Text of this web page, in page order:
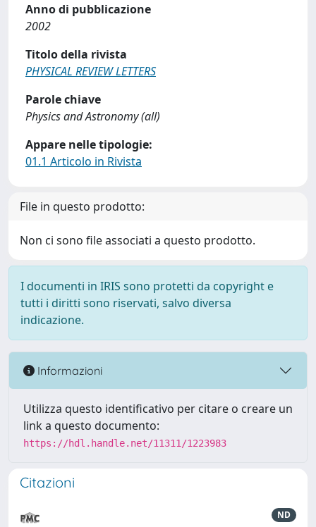
Anno di pubblicazione
2002
Titolo della rivista
PHYSICAL REVIEW LETTERS
Parole chiave
Physics and Astronomy (all)
Appare nelle tipologie:
01.1 Articolo in Rivista
File in questo prodotto:
Non ci sono file associati a questo prodotto.
I documenti in IRIS sono protetti da copyright e
tutti i diritti sono riservati, salvo diversa
indicazione.
Informazioni
Utilizza questo identificativo per citare o creare un
link a questo documento:
https://hdl.handle.net/11311/1223983
Citazioni
ND